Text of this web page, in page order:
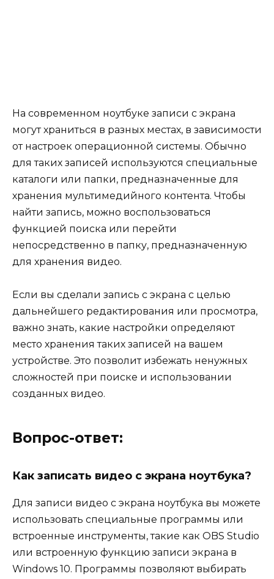
На современном ноутбуке записи с экрана
могут храниться в разных местах, в зависимости
от настроек операционной системы. Обычно
для таких записей используются специальные
каталоги или папки, предназначенные для
хранения мультимедийного контента. Чтобы
найти запись, можно воспользоваться
функцией поиска или перейти
непосредственно в папку, предназначенную
для хранения видео.
Если вы сделали запись с экрана с целью
дальнейшего редактирования или просмотра,
важно знать, какие настройки определяют
место хранения таких записей на вашем
устройстве. Это позволит избежать ненужных
сложностей при поиске и использовании
созданных видео.
Вопрос-ответ:
Как записать видео с экрана ноутбука?
Для записи видео с экрана ноутбука вы можете
использовать специальные программы или
встроенные инструменты, такие как OBS Studio
или встроенную функцию записи экрана в
Windows 10. Программы позволяют выбирать